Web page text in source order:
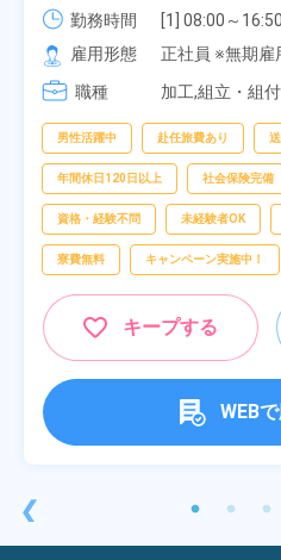
❮
勤務時間
[1] 08:00～16:50
[2] 06:25～
[3] 17:05～
雇用形態
正社員 ※無期雇
職種
加工,組立・組
男性活躍中 赴任旅費あり
年間休日120日以上 社会保険完備
資格・経験不問 未経験者OK
寮費無料 キャンペーン実施中！
キープする
WEB